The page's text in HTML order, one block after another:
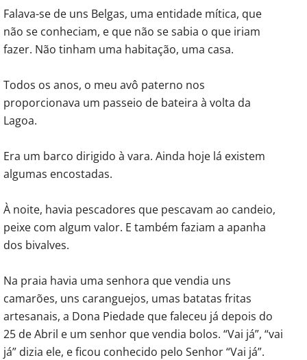
Falava-se de uns Belgas, uma entidade mítica, que
não se conheciam, e que não se sabia o que iriam
fazer. Não tinham uma habitação, uma casa.
Todos os anos, o meu avô paterno nos
proporcionava um passeio de bateira à volta da
Lagoa.
Era um barco dirigido à vara. Ainda hoje lá existem
algumas encostadas.
À noite, havia pescadores que pescavam ao candeio,
peixe com algum valor. E também faziam a apanha
dos bivalves.
Na praia havia uma senhora que vendia uns
camarões, uns caranguejos, umas batatas fritas
artesanais, a Dona Piedade que faleceu já depois do
25 de Abril e um senhor que vendia bolos. “Vai já”, “vai
já” dizia ele, e ficou conhecido pelo Senhor “Vai já”.